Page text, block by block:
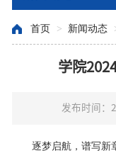
首页 > 新闻动态
学院
发布时间：
逐梦启航，谱写新